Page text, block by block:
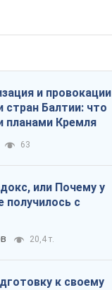
и провокации
стран Балтии: что
планами Кремля
63
или Почему у
получилось с
20,4 т.
к своему